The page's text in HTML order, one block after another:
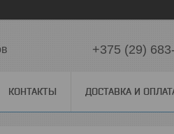
+375 (29)
КОНТАКТЫ ДОСТАВКА И